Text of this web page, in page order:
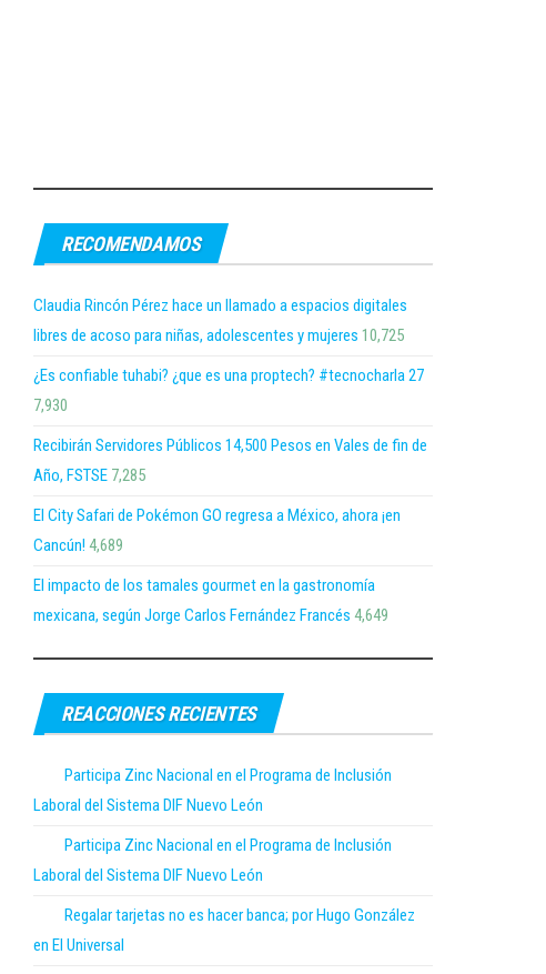
RECOMENDAMOS
Claudia Rincón Pérez hace un llamado a espacios digitales
libres de acoso para niñas, adolescentes y mujeres 10,725
¿Es confiable tuhabi? ¿que es una proptech? #tecnocharla 27
7,930
Recibirán Servidores Públicos 14,500 Pesos en Vales de fin de
Año, FSTSE 7,285
El City Safari de Pokémon GO regresa a México, ahora ¡en
Cancún! 4,689
El impacto de los tamales gourmet en la gastronomía
mexicana, según Jorge Carlos Fernández Francés 4,649
REACCIONES RECIENTES
Participa Zinc Nacional en el Programa de Inclusión
Laboral del Sistema DIF Nuevo León
Participa Zinc Nacional en el Programa de Inclusión
Laboral del Sistema DIF Nuevo León
Regalar tarjetas no es hacer banca; por Hugo González
en El Universal